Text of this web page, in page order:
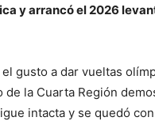
y arrancó el 2026
gusto a dar vueltas
de la Cuarta Región
intacta y se quedó